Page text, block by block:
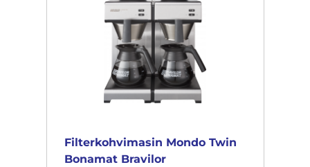
Filterkohvimasin Mondo Twin
Bonamat Bravilor